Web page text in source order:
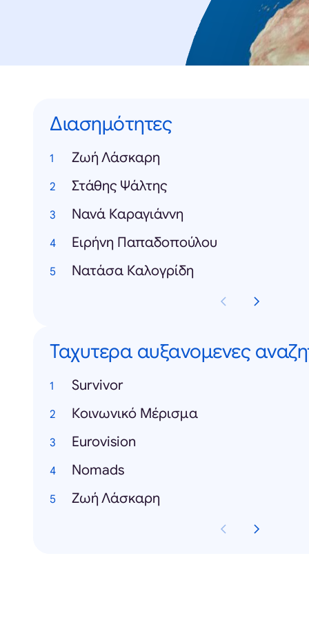
Διασημότητες
Zωή Λάσκαρη
Στάθης Ψάλτης
Νανά Καραγιάννη
Ειρήνη Παπαδοπούλου
Νατάσα Καλογρίδη
Ταχυτερα αυξανομενες
Survivor
Κοινωνικό Μέρισμα
Eurovision
Nomads
Zωή Λάσκαρη